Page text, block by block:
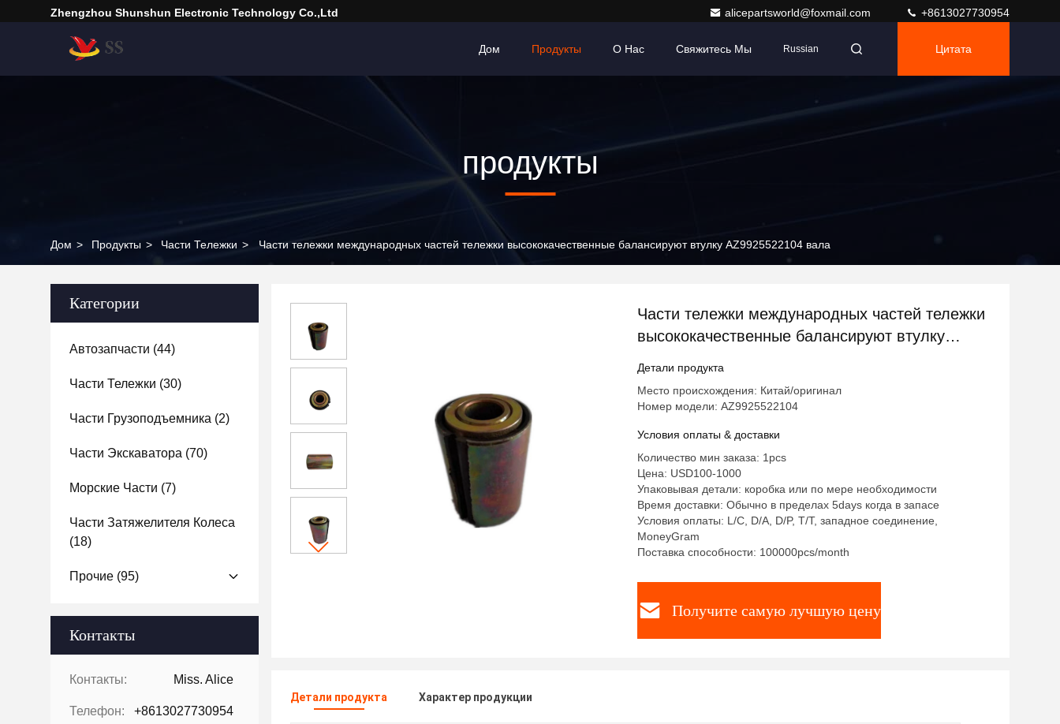
Zhengzhou Shunshun Electronic Technology Co.,Ltd alicepartsworld@foxmail.com +8613027730954
Дом Продукты О Нас Свяжитесь Мы Russian Цитата
продукты
Дом > Продукты > Части Тележки > Части тележки международных частей тележки высококачественные балансируют втулку AZ9925522104 вала
Категории
Автозапчасти (44)
Части Тележки (30)
Части Грузоподъемника (2)
Части Экскаватора (70)
Морские Части (7)
Части Затяжелителя Колеса
(18)
Прочие (95)
Контакты
Контакты: Miss. Alice
Телефон: +8613027730954
Части тележки международных частей тележки
высококачественные балансируют втулку
Детали продукта
Место происхождения: Китай/оригинал
Номер модели: AZ9925522104
Условия оплаты & доставки
Количество мин заказа: 1pcs
Цена: USD100-1000
Упаковывая детали: коробка или по мере необходимости
Время доставки: Обычно в пределах 5days когда в запасе
Условия оплаты: L/C, D/A, D/P, T/T, западное соединение,
MoneyGram
Поставка способности: 100000pcs/month
Получите самую лучшую цену
Детали продукта Характер продукции